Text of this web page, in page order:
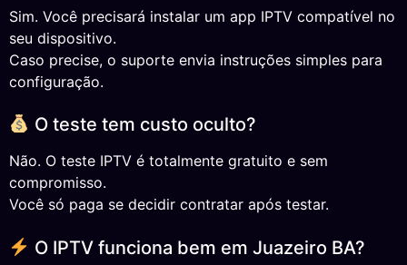
Sim. Você precisará instalar um app IPTV compatível no
seu dispositivo.
Caso precise, o suporte envia instruções simples para
configuração.
O teste tem custo oculto?
Não. O teste IPTV é totalmente gratuito e sem
compromisso.
Você só paga se decidir contratar após testar.
O IPTV funciona bem em Juazeiro BA?